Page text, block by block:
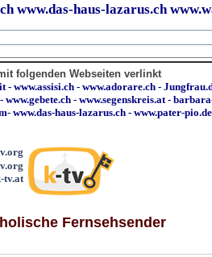
www.das-haus-lazarus.ch
folgenden Webseiten verlinkt
- www.assisi.ch - www.adorare.ch -
- www.gebete.ch - www.segenskreis.at-
- www.das-haus-lazarus.ch - www.pater-pio.de
tv.at
Fernsehsender